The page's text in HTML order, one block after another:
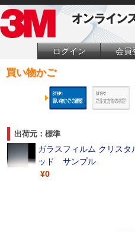
ログイン 会員
買い物かご
出荷元：標準
ガラスフィルム クリスタ
ッド サンプル
¥0